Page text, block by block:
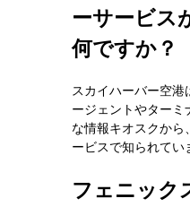
ーサービス
何ですか？
スカイハーバー空港
ージェントやターミ
な情報キオスクから
ービスで知られてい
フェニック